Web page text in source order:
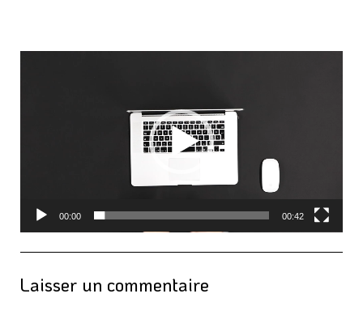
00:00 00:42
Laisser un commentaire